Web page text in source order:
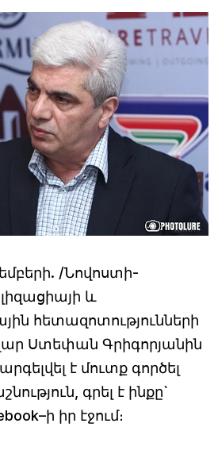
/Նովոստի-
և
հետազոտությունների
Ստեփան Գրիգորյանին
է մուտք գործել
գրել է ինքը`
իր էջում։